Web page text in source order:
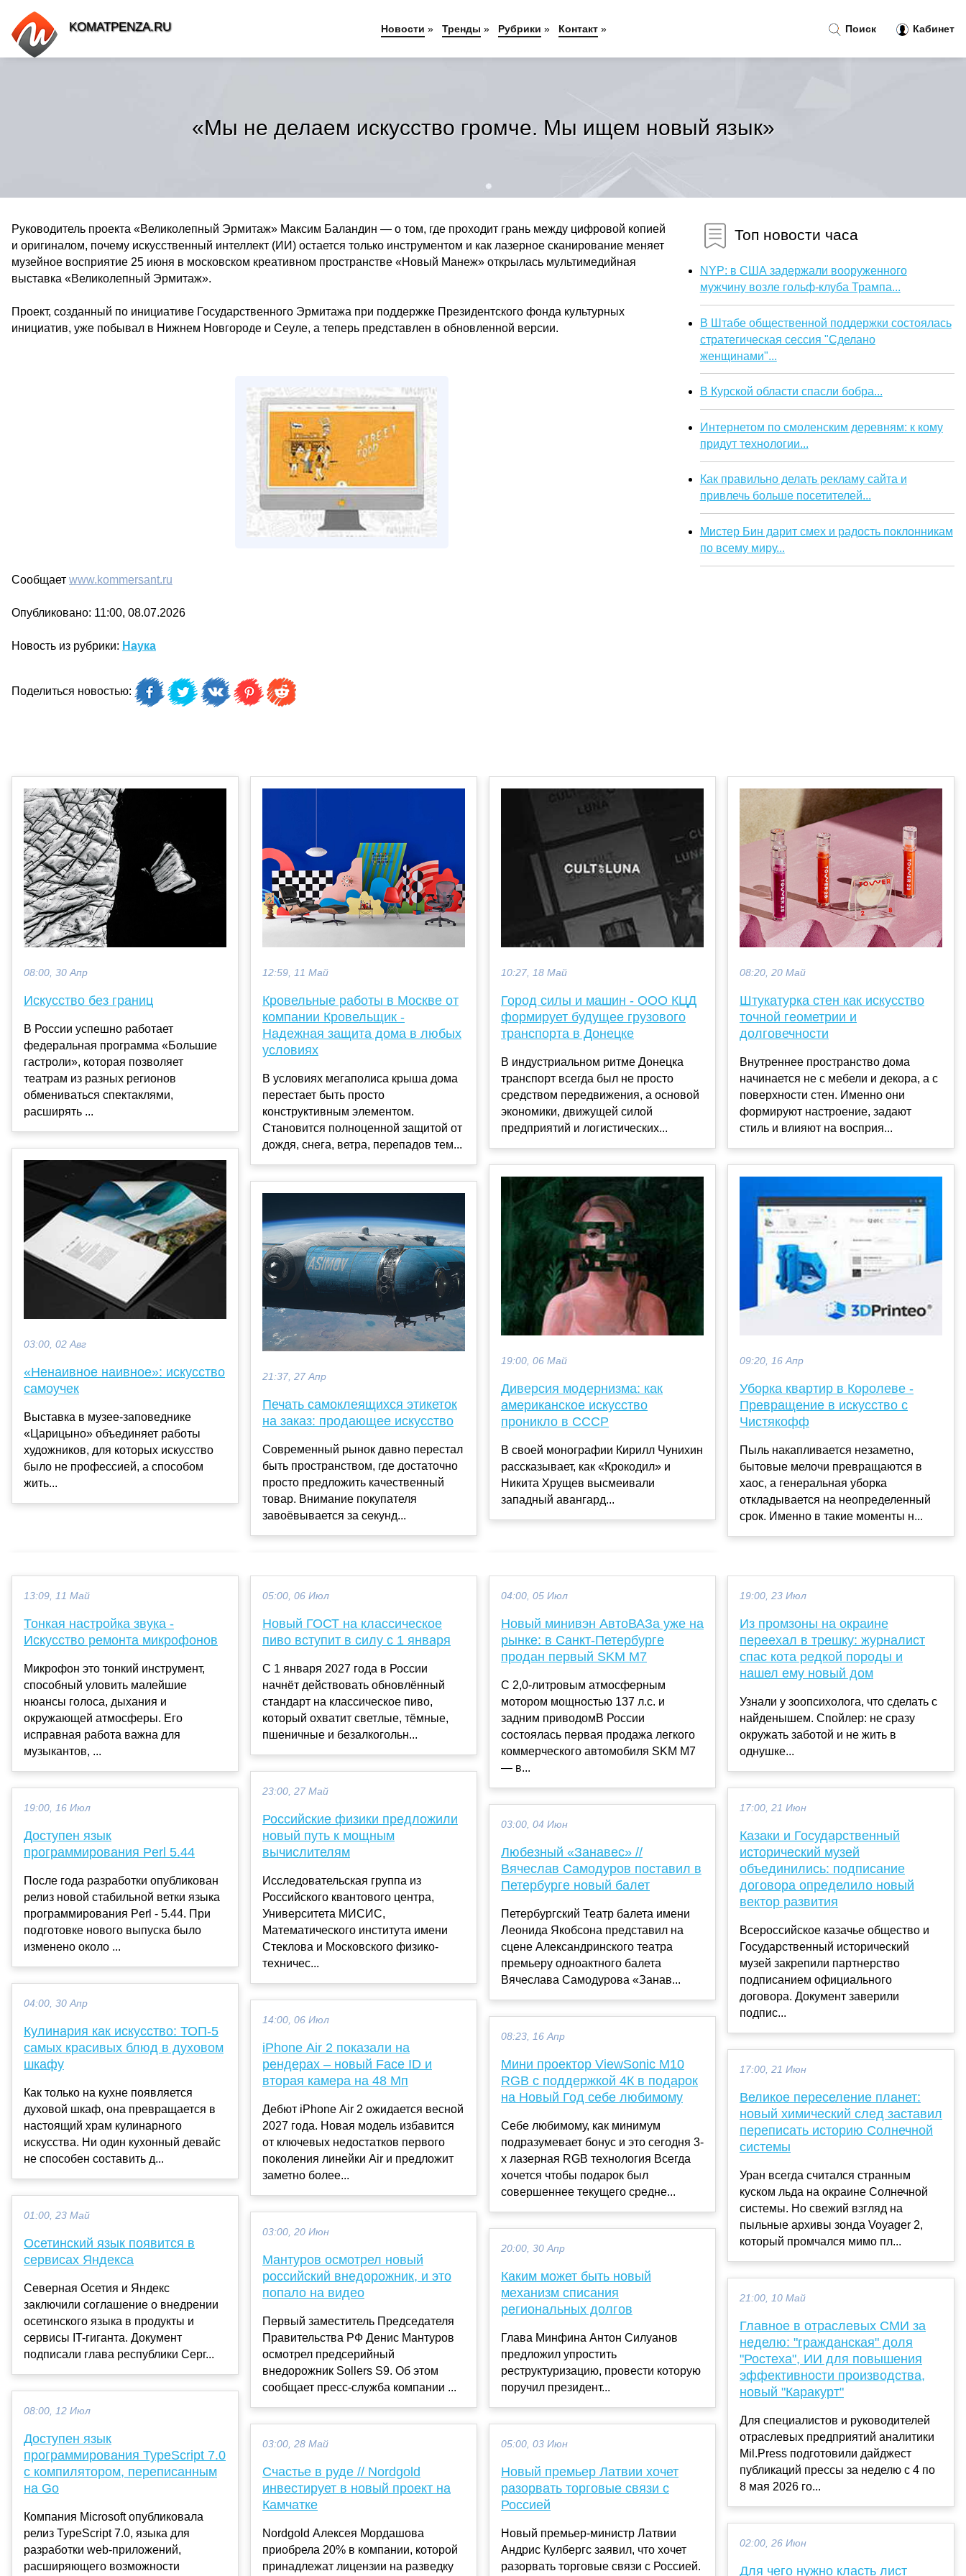
«Мы не делаем искусство громче. Мы ищем новый язык»
Руководитель проекта «Великолепный Эрмитаж» Максим Баландин — о том, где проходит грань между цифровой копией
и оригиналом, почему искусственный интеллект (ИИ) остается только инструментом и как лазерное сканирование меняет
музейное восприятие 25 июня в московском креативном пространстве «Новый Манеж» открылась мультимедийная
выставка «Великолепный Эрмитаж».
Проект, созданный по инициативе Государственного Эрмитажа при поддержке Президентского фонда культурных
инициатив, уже побывал в Нижнем Новгороде и Сеуле, а теперь представлен в обновленной версии.
Сообщает www.kommersant.ru
Опубликовано: 11:00, 08.07.2026
Новость из рубрики: Наука
Поделиться новостью:
Топ новости часа
NYP: в США задержали вооруженного
мужчину возле гольф-клуба Трампа...
В Штабе общественной поддержки состоялась
стратегическая сессия "Сделано
женщинами"...
В Курской области спасли бобра...
Интернетом по смоленским деревням: к кому
придут технологии...
Как правильно делать рекламу сайта и
привлечь больше посетителей...
Мистер Бин дарит смех и радость поклонникам
по всему миру...
08:00, 30 Апр
Искусство без границ
В России успешно работает
федеральная программа «Большие
гастроли», которая позволяет
театрам из разных регионов
обмениваться спектаклями,
расширять ...
03:00, 02 Авг
«Ненаивное наивное»: искусство
самоучек
Выставка в музее-заповеднике
«Царицыно» объединяет работы
художников, для которых искусство
было не профессией, а способом
жить...
12:59, 11 Май
Кровельные работы в Москве от
компании Кровельщик -
Надежная защита дома в любых
условиях
В условиях мегаполиса крыша дома
перестает быть просто
конструктивным элементом.
Становится полноценной защитой от
дождя, снега, ветра, перепадов тем...
21:37, 27 Апр
Печать самоклеящихся этикеток
на заказ: продающее искусство
Современный рынок давно перестал
быть пространством, где достаточно
просто предложить качественный
товар. Внимание покупателя
завоёвывается за секунд...
10:27, 18 Май
Город силы и машин - ООО КЦД
формирует будущее грузового
транспорта в Донецке
В индустриальном ритме Донецка
транспорт всегда был не просто
средством передвижения, а основой
экономики, движущей силой
предприятий и логистических...
19:00, 06 Май
Диверсия модернизма: как
американское искусство
проникло в СССР
В своей монографии Кирилл Чунихин
рассказывает, как «Крокодил» и
Никита Хрущев высмеивали
западный авангард...
08:20, 20 Май
Штукатурка стен как искусство
точной геометрии и
долговечности
Внутреннее пространство дома
начинается не с мебели и декора, а с
поверхности стен. Именно они
формируют настроение, задают
стиль и влияют на восприя...
09:20, 16 Апр
Уборка квартир в Королеве -
Превращение в искусство с
Чистякофф
Пыль накапливается незаметно,
бытовые мелочи превращаются в
хаос, а генеральная уборка
откладывается на неопределенный
срок. Именно в такие моменты н...
13:09, 11 Май
Тонкая настройка звука -
Искусство ремонта микрофонов
Микрофон это тонкий инструмент,
способный уловить малейшие
нюансы голоса, дыхания и
окружающей атмосферы. Его
исправная работа важна для
музыкантов, ...
19:00, 16 Июл
Доступен язык
программирования Perl 5.44
После года разработки опубликован
релиз новой стабильной ветки языка
программирования Perl - 5.44. При
подготовке нового выпуска было
изменено около ...
04:00, 30 Апр
Кулинария как искусство: ТОП-5
самых красивых блюд в духовом
шкафу
Как только на кухне появляется
духовой шкаф, она превращается в
настоящий храм кулинарного
искусства. Ни один кухонный девайс
не способен составить д...
01:00, 23 Май
Осетинский язык появится в
сервисах Яндекса
Северная Осетия и Яндекс
заключили соглашение о внедрении
осетинского языка в продукты и
сервисы IT-гиганта. Документ
подписали глава республики Серг...
08:00, 12 Июл
Доступен язык
программирования TypeScript 7.0
с компилятором, переписанным
на Go
Компания Microsoft опубликовала
релиз TypeScript 7.0, языка для
разработки web-приложений,
расширяющего возможности
05:00, 06 Июл
Новый ГОСТ на классическое
пиво вступит в силу с 1 января
С 1 января 2027 года в России
начнёт действовать обновлённый
стандарт на классическое пиво,
который охватит светлые, тёмные,
пшеничные и безалкогольн...
23:00, 27 Май
Российские физики предложили
новый путь к мощным
вычислителям
Исследовательская группа из
Российского квантового центра,
Университета МИСИС,
Математического института имени
Стеклова и Московского физико-
техничес...
14:00, 06 Июл
iPhone Air 2 показали на
рендерах – новый Face ID и
вторая камера на 48 Мп
Дебют iPhone Air 2 ожидается весной
2027 года. Новая модель избавится
от ключевых недостатков первого
поколения линейки Air и предложит
заметно более...
03:00, 20 Июн
Мантуров осмотрел новый
российский внедорожник, и это
попало на видео
Первый заместитель Председателя
Правительства РФ Денис Мантуров
осмотрел предсерийный
внедорожник Sollers S9. Об этом
сообщает пресс-служба компании ...
03:00, 28 Май
Счастье в руде // Nordgold
инвестирует в новый проект на
Камчатке
Nordgold Алексея Мордашова
приобрела 20% в компании, которой
принадлежат лицензии на разведку
04:00, 05 Июл
Новый минивэн АвтоВАЗа уже на
рынке: в Санкт-Петербурге
продан первый SKM M7
С 2,0-литровым атмосферным
мотором мощностью 137 л.с. и
задним приводомВ России
состоялась первая продажа легкого
коммерческого автомобиля SKM M7
— в...
03:00, 04 Июн
Любезный «Занавес» //
Вячеслав Самодуров поставил в
Петербурге новый балет
Петербургский Театр балета имени
Леонида Якобсона представил на
сцене Александринского театра
премьеру одноактного балета
Вячеслава Самодурова «Занав...
08:23, 16 Апр
Мини проектор ViewSonic M10
RGB с поддержкой 4К в подарок
на Новый Год себе любимому
Себе любимому, как минимум
подразумевает бонус и это сегодня 3-
х лазерная RGB технология Всегда
хочется чтобы подарок был
совершеннее текущего средне...
20:00, 30 Апр
Каким может быть новый
механизм списания
региональных долгов
Глава Минфина Антон Силуанов
предложил упростить
реструктуризацию, провести которую
поручил президент...
05:00, 03 Июн
Новый премьер Латвии хочет
разорвать торговые связи с
Россией
Новый премьер-министр Латвии
Андрис Кулбергс заявил, что хочет
разорвать торговые связи с Россией.
19:00, 23 Июл
Из промзоны на окраине
переехал в трешку: журналист
спас кота редкой породы и
нашел ему новый дом
Узнали у зоопсихолога, что сделать с
найденышем. Спойлер: не сразу
окружать заботой и не жить в
однушке...
17:00, 21 Июн
Казаки и Государственный
исторический музей
объединились: подписание
договора определило новый
вектор развития
Всероссийское казачье общество и
Государственный исторический
музей закрепили партнерство
подписанием официального
договора. Документ заверили
подпис...
17:00, 21 Июн
Великое переселение планет:
новый химический след заставил
переписать историю Солнечной
системы
Уран всегда считался странным
куском льда на окраине Солнечной
системы. Но свежий взгляд на
пыльные архивы зонда Voyager 2,
который промчался мимо пл...
21:00, 10 Май
Главное в отраслевых СМИ за
неделю: "гражданская" доля
"Ростеха", ИИ для повышения
эффективности производства,
новый "Каракурт"
Для специалистов и руководителей
отраслевых предприятий аналитики
Mil.Press подготовили дайджест
публикаций прессы за неделю с 4 по
8 мая 2026 го...
02:00, 26 Июн
Для чего нужно класть лист
Поиск Кабинет
KOMATPENZA.RU Новости » Тренды » Рубрики » Контакт »